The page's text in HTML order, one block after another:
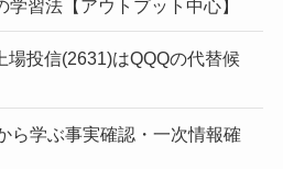
習法【アウトプット中心】
場投信(2631)はQQQの代替候
ら学ぶ事実確認・一次情報確